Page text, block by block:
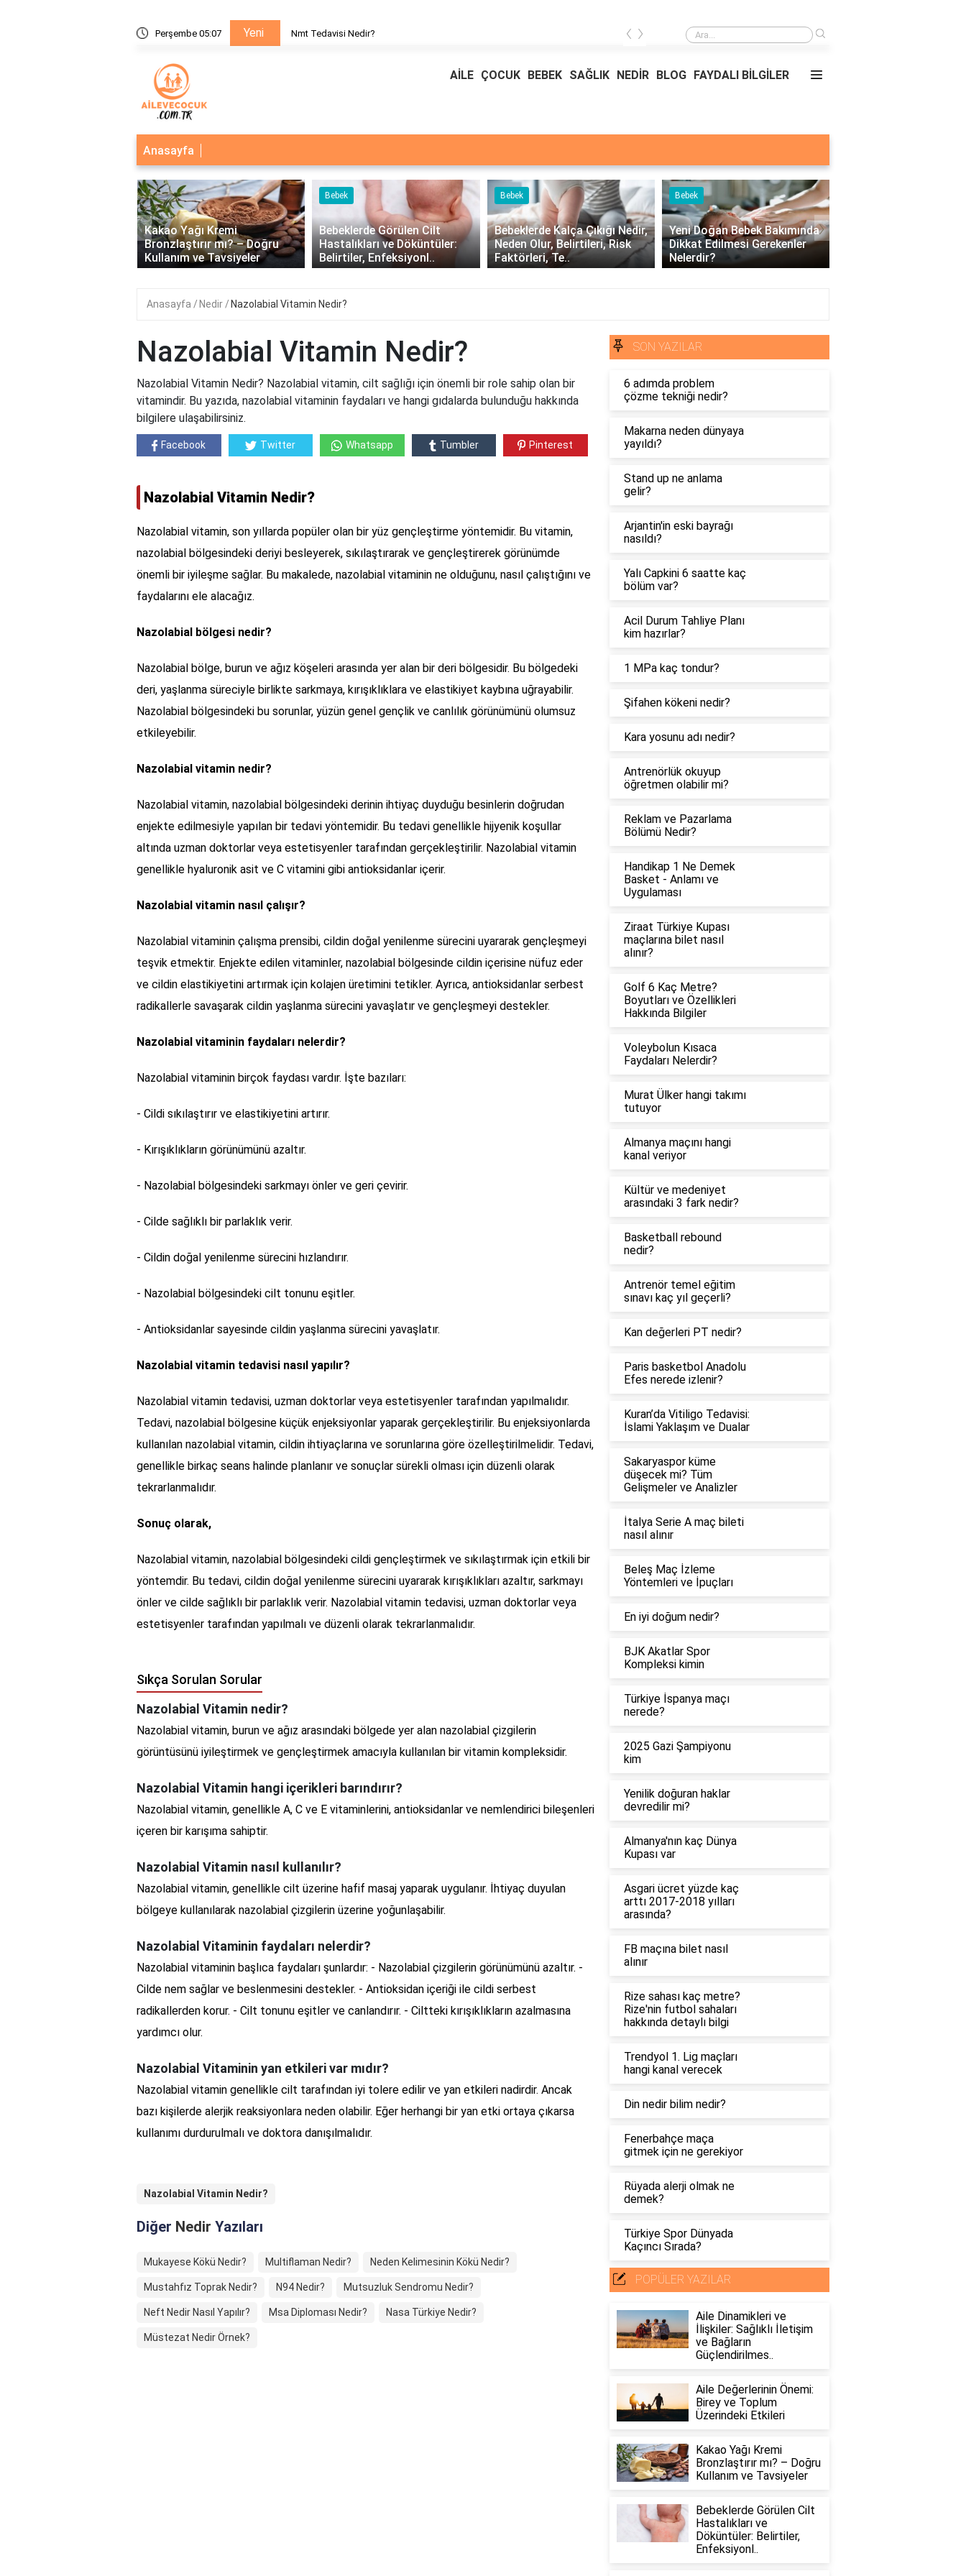
Perşembe 05:07 Yeni Nmt Tedavisi Nedir? Yemekler ve nerede oldukları?
‹ ›
AİLE ÇOCUK BEBEK SAĞLIK NEDİR BLOG FAYDALI BİLGİLER
Anasayfa
Kakao Yağı Kremi
Bronzlaştırır mı? – Doğru
Kullanım ve Tavsiyeler
Bebek
Bebeklerde Görülen Cilt
Hastalıkları ve Döküntüler:
Belirtiler, Enfeksiyonl..
Bebek
Bebeklerde Kalça Çıkığı Nedir,
Neden Olur, Belirtileri, Risk
Faktörleri, Te..
Bebek
Yeni Doğan Bebek Bakımında
Dikkat Edilmesi Gerekenler
Nelerdir?
‹ ›
Anasayfa Nedir Nazolabial Vitamin Nedir?
Nazolabial Vitamin Nedir?
Nazolabial Vitamin Nedir? Nazolabial vitamin, cilt sağlığı için önemli bir role sahip olan bir
vitamindir. Bu yazıda, nazolabial vitaminin faydaları ve hangi gıdalarda bulunduğu hakkında
bilgilere ulaşabilirsiniz.
Facebook Twitter Whatsapp Tumbler Pinterest
Nazolabial Vitamin Nedir?
Nazolabial vitamin, son yıllarda popüler olan bir yüz gençleştirme yöntemidir. Bu vitamin,
nazolabial bölgesindeki deriyi besleyerek, sıkılaştırarak ve gençleştirerek görünümde
önemli bir iyileşme sağlar. Bu makalede, nazolabial vitaminin ne olduğunu, nasıl çalıştığını ve
faydalarını ele alacağız.
Nazolabial bölgesi nedir?
Nazolabial bölge, burun ve ağız köşeleri arasında yer alan bir deri bölgesidir. Bu bölgedeki
deri, yaşlanma süreciyle birlikte sarkmaya, kırışıklıklara ve elastikiyet kaybına uğrayabilir.
Nazolabial bölgesindeki bu sorunlar, yüzün genel gençlik ve canlılık görünümünü olumsuz
etkileyebilir.
Nazolabial vitamin nedir?
Nazolabial vitamin, nazolabial bölgesindeki derinin ihtiyaç duyduğu besinlerin doğrudan
enjekte edilmesiyle yapılan bir tedavi yöntemidir. Bu tedavi genellikle hijyenik koşullar
altında uzman doktorlar veya estetisyenler tarafından gerçekleştirilir. Nazolabial vitamin
genellikle hyaluronik asit ve C vitamini gibi antioksidanlar içerir.
Nazolabial vitamin nasıl çalışır?
Nazolabial vitaminin çalışma prensibi, cildin doğal yenilenme sürecini uyararak gençleşmeyi
teşvik etmektir. Enjekte edilen vitaminler, nazolabial bölgesinde cildin içerisine nüfuz eder
ve cildin elastikiyetini artırmak için kolajen üretimini tetikler. Ayrıca, antioksidanlar serbest
radikallerle savaşarak cildin yaşlanma sürecini yavaşlatır ve gençleşmeyi destekler.
Nazolabial vitaminin faydaları nelerdir?
Nazolabial vitaminin birçok faydası vardır. İşte bazıları:
- Cildi sıkılaştırır ve elastikiyetini artırır.
- Kırışıklıkların görünümünü azaltır.
- Nazolabial bölgesindeki sarkmayı önler ve geri çevirir.
- Cilde sağlıklı bir parlaklık verir.
- Cildin doğal yenilenme sürecini hızlandırır.
- Nazolabial bölgesindeki cilt tonunu eşitler.
- Antioksidanlar sayesinde cildin yaşlanma sürecini yavaşlatır.
Nazolabial vitamin tedavisi nasıl yapılır?
Nazolabial vitamin tedavisi, uzman doktorlar veya estetisyenler tarafından yapılmalıdır.
Tedavi, nazolabial bölgesine küçük enjeksiyonlar yaparak gerçekleştirilir. Bu enjeksiyonlarda
kullanılan nazolabial vitamin, cildin ihtiyaçlarına ve sorunlarına göre özelleştirilmelidir. Tedavi,
genellikle birkaç seans halinde planlanır ve sonuçlar sürekli olması için düzenli olarak
tekrarlanmalıdır.
Sonuç olarak,
Nazolabial vitamin, nazolabial bölgesindeki cildi gençleştirmek ve sıkılaştırmak için etkili bir
yöntemdir. Bu tedavi, cildin doğal yenilenme sürecini uyararak kırışıklıkları azaltır, sarkmayı
önler ve cilde sağlıklı bir parlaklık verir. Nazolabial vitamin tedavisi, uzman doktorlar veya
estetisyenler tarafından yapılmalı ve düzenli olarak tekrarlanmalıdır.
Sıkça Sorulan Sorular
Nazolabial Vitamin nedir?
Nazolabial vitamin, burun ve ağız arasındaki bölgede yer alan nazolabial çizgilerin
görüntüsünü iyileştirmek ve gençleştirmek amacıyla kullanılan bir vitamin kompleksidir.
Nazolabial Vitamin hangi içerikleri barındırır?
Nazolabial vitamin, genellikle A, C ve E vitaminlerini, antioksidanlar ve nemlendirici bileşenleri
içeren bir karışıma sahiptir.
Nazolabial Vitamin nasıl kullanılır?
Nazolabial vitamin, genellikle cilt üzerine hafif masaj yaparak uygulanır. İhtiyaç duyulan
bölgeye kullanılarak nazolabial çizgilerin üzerine yoğunlaşabilir.
Nazolabial Vitaminin faydaları nelerdir?
Nazolabial vitaminin başlıca faydaları şunlardır: - Nazolabial çizgilerin görünümünü azaltır. -
Cilde nem sağlar ve beslenmesini destekler. - Antioksidan içeriği ile cildi serbest
radikallerden korur. - Cilt tonunu eşitler ve canlandırır. - Ciltteki kırışıklıkların azalmasına
yardımcı olur.
Nazolabial Vitaminin yan etkileri var mıdır?
Nazolabial vitamin genellikle cilt tarafından iyi tolere edilir ve yan etkileri nadirdir. Ancak
bazı kişilerde alerjik reaksiyonlara neden olabilir. Eğer herhangi bir yan etki ortaya çıkarsa
kullanımı durdurulmalı ve doktora danışılmalıdır.
Nazolabial Vitamin Nedir?
Diğer Nedir Yazıları
Mukayese Kökü Nedir? Multiflaman Nedir? Neden Kelimesinin Kökü Nedir?
Mustahfız Toprak Nedir? N94 Nedir? Mutsuzluk Sendromu Nedir?
Neft Nedir Nasıl Yapılır? Msa Diploması Nedir? Nasa Türkiye Nedir?
Müstezat Nedir Örnek?
SON YAZILAR
6 adımda problem
çözme tekniği nedir?
Makarna neden dünyaya
yayıldı?
Stand up ne anlama
gelir?
Arjantin'in eski bayrağı
nasıldı?
Yalı Capkini 6 saatte kaç
bölüm var?
Acil Durum Tahliye Planı
kim hazırlar?
1 MPa kaç tondur?
Şifahen kökeni nedir?
Kara yosunu adı nedir?
Antrenörlük okuyup
öğretmen olabilir mi?
Reklam ve Pazarlama
Bölümü Nedir?
Handikap 1 Ne Demek
Basket - Anlamı ve
Uygulaması
Ziraat Türkiye Kupası
maçlarına bilet nasıl
alınır?
Golf 6 Kaç Metre?
Boyutları ve Özellikleri
Hakkında Bilgiler
Voleybolun Kısaca
Faydaları Nelerdir?
Murat Ülker hangi takımı
tutuyor
Almanya maçını hangi
kanal veriyor
Kültür ve medeniyet
arasındaki 3 fark nedir?
Basketball rebound
nedir?
Antrenör temel eğitim
sınavı kaç yıl geçerli?
Kan değerleri PT nedir?
Paris basketbol Anadolu
Efes nerede izlenir?
Kuran’da Vitiligo Tedavisi:
İslami Yaklaşım ve Dualar
Sakaryaspor küme
düşecek mi? Tüm
Gelişmeler ve Analizler
İtalya Serie A maç bileti
nasıl alınır
Beleş Maç İzleme
Yöntemleri ve İpuçları
En iyi doğum nedir?
BJK Akatlar Spor
Kompleksi kimin
Türkiye İspanya maçı
nerede?
2025 Gazi Şampiyonu
kim
Yenilik doğuran haklar
devredilir mi?
Almanya'nın kaç Dünya
Kupası var
Asgari ücret yüzde kaç
arttı 2017-2018 yılları
arasında?
FB maçına bilet nasıl
alınır
Rize sahası kaç metre?
Rize'nin futbol sahaları
hakkında detaylı bilgi
Trendyol 1. Lig maçları
hangi kanal verecek
Din nedir bilim nedir?
Fenerbahçe maça
gitmek için ne gerekiyor
Rüyada alerji olmak ne
demek?
Türkiye Spor Dünyada
Kaçıncı Sırada?
POPÜLER YAZILAR
Aile Dinamikleri ve
İlişkiler: Sağlıklı İletişim
ve Bağların
Güçlendirilmes..
Aile Değerlerinin Önemi:
Birey ve Toplum
Üzerindeki Etkileri
Kakao Yağı Kremi
Bronzlaştırır mı? – Doğru
Kullanım ve Tavsiyeler
Bebeklerde Görülen Cilt
Hastalıkları ve
Döküntüler: Belirtiler,
Enfeksiyonl..